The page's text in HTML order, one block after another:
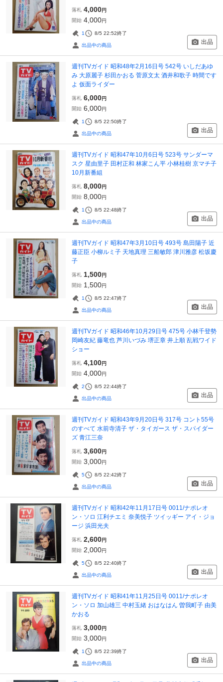
落札 4,000円
開始 4,000円
1 8/5 22:52終了
出品中の商品 出品
週刊TVガイド 昭和48年2月16日号 542号 いしだあゆ
み 大原麗子 杉田かおる 菅原文太 酒井和歌子 時間です
よ 仮面ライダー
落札 6,000円
開始 6,000円
1 8/5 22:50終了
出品中の商品 出品
週刊TVガイド 昭和47年10月6日号 523号 サンダーマ
スク 星由里子 田村正和 林家こん平 小林桂樹 京マチ子
10月新番組
落札 8,000円
開始 8,000円
1 8/5 22:48終了
出品中の商品 出品
週刊TVガイド 昭和47年3月10日号 493号 島田陽子 近
藤正臣 小柳ルミ子 天地真理 三船敏郎 津川雅彦 松坂慶
子
落札 1,500円
開始 1,500円
1 8/5 22:47終了
出品中の商品 出品
週刊TVガイド 昭和46年10月29日号 475号 小林千登勢
岡崎友紀 藤竜也 芦川いづみ 堺正章 井上順 乱戦ワイド
ショー
落札 4,100円
開始 4,000円
2 8/5 22:44終了
出品中の商品 出品
週刊TVガイド 昭和43年9月20日号 317号 コント55号
のすべて 水前寺清子 ザ・タイガース ザ・スパイダー
ズ 青江三奈
落札 3,600円
開始 3,000円
5 8/5 22:42終了
出品中の商品 出品
週刊TVガイド 昭和42年11月17日号 0011/ナポレオ
ン・ソロ 江利チエミ 奈美悦子 ツイッギー アイ・ジョ
ージ 浜田光夫
落札 2,600円
開始 2,000円
5 8/5 22:40終了
出品中の商品 出品
週刊TVガイド 昭和41年11月25日号 0011/ナポレオ
ン・ソロ 加山雄三 中村玉緒 おはなはん 曽我町子 由美
かおる
落札 3,000円
開始 3,000円
1 8/5 22:39終了
出品中の商品 出品